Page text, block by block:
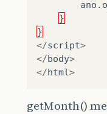
ano .
}
}
</script>
</body>
</html>
getMonth()